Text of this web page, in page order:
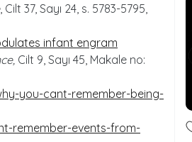
, Cilt 37, Sayı 24, s. 5783-5795,
infant engram
Cilt 9, Sayı 45, Makale no:
you-cant-remember-being-
remember-events-from-